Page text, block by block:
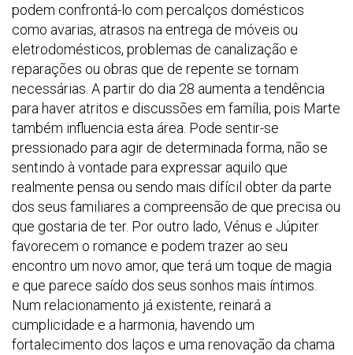
podem confrontá-lo com percalços domésticos
como avarias, atrasos na entrega de móveis ou
eletrodomésticos, problemas de canalização e
reparações ou obras que de repente se tornam
necessárias. A partir do dia 28 aumenta a tendência
para haver atritos e discussões em família, pois Marte
também influencia esta área. Pode sentir-se
pressionado para agir de determinada forma, não se
sentindo à vontade para expressar aquilo que
realmente pensa ou sendo mais difícil obter da parte
dos seus familiares a compreensão de que precisa ou
que gostaria de ter. Por outro lado, Vénus e Júpiter
favorecem o romance e podem trazer ao seu
encontro um novo amor, que terá um toque de magia
e que parece saído dos seus sonhos mais íntimos.
Num relacionamento já existente, reinará a
cumplicidade e a harmonia, havendo um
fortalecimento dos laços e uma renovação da chama